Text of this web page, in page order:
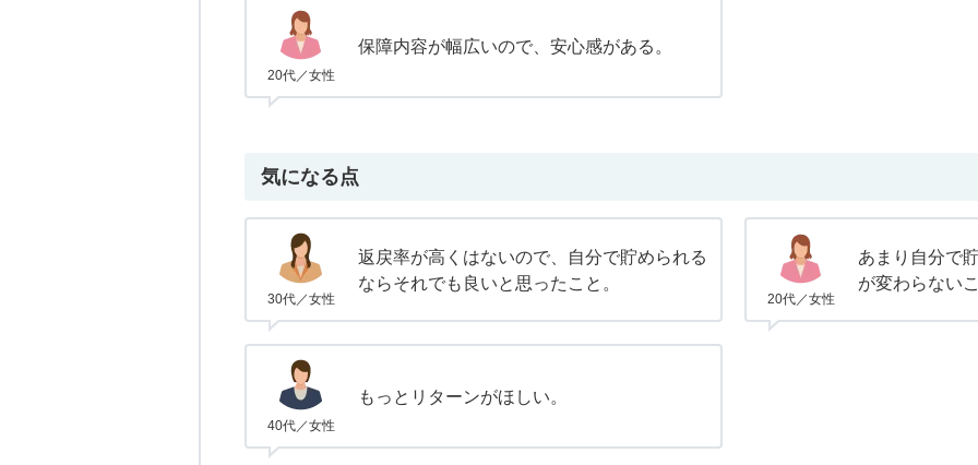
20代／女性
保障内容が幅広いので、安心感がある。
気になる点
30代／女性
返戻率が高くはないので、自分で貯められる
ならそれでも良いと思ったこと。
20代／女性
あまり自分で
が変わらない
40代／女性
もっとリターンがほしい。